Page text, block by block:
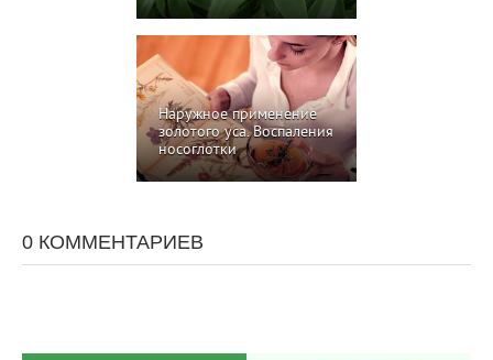
Наружное применение
золотого уса. Воспаления
носоглотки
0 КОММЕНТАРИЕВ